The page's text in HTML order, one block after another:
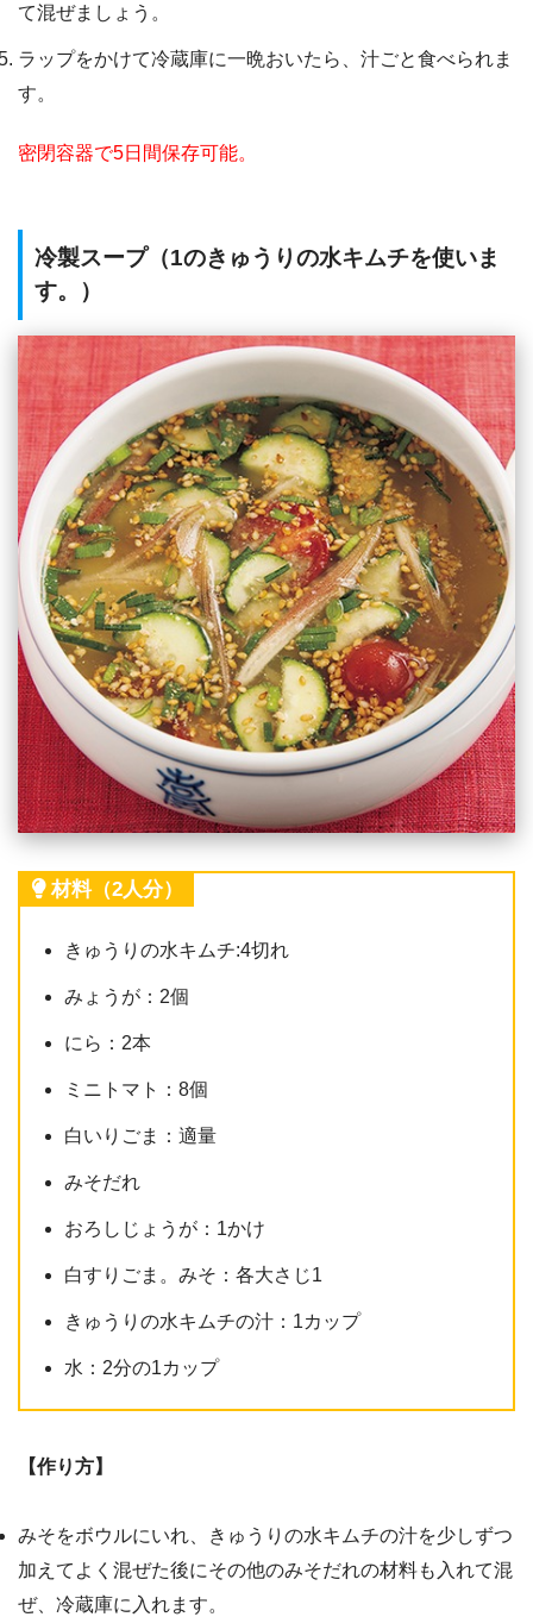
て混ぜましょう。
ラップをかけて冷蔵庫に一晩おいたら、汁ごと食べられま
す。
密閉容器で5日間保存可能。
冷製スープ（1のきゅうりの水キムチを使いま
す。）
材料（2人分）
きゅうりの水キムチ:4切れ
みょうが：2個
にら：2本
ミニトマト：8個
白いりごま：適量
みそだれ
おろしじょうが：1かけ
白すりごま。みそ：各大さじ1
きゅうりの水キムチの汁：1カップ
水：2分の1カップ
【作り方】
みそをボウルにいれ、きゅうりの水キムチの汁を少しずつ
加えてよく混ぜた後にその他のみそだれの材料も入れて混
ぜ、冷蔵庫に入れます。